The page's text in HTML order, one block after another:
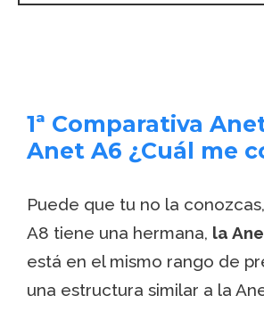
1ª Comparativa
Anet A6 ¿Cuál me
Puede que tu no la
A8 tiene una hermana, la
está en el mismo rango de
una estructura similar a la